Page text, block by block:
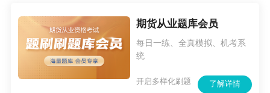
随着风险管理公司各项业务模式成形、业务
规模扩大，其收入已经成为期货公司营收的重要
来源。作为期货公司风险管理业务的重要载体，
风险管理公司的发展需要期货公司的资金、资源
期货从业题库会员
每日一练、全真模拟、机考系
统
了解详情
开启多样化刷题